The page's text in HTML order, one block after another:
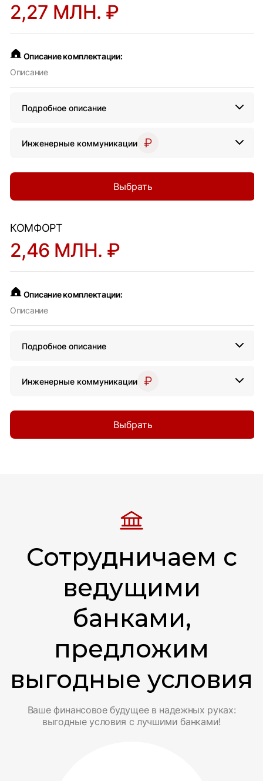
2,27 МЛН. ₽
Описание комплектации:
Описание
Подробное описание
Инженерные коммуникации
Выбрать
КОМФОРТ
2,46 МЛН. ₽
Описание комплектации:
Описание
Подробное описание
Инженерные коммуникации
Выбрать
Сотрудничаем с
ведущими
банками,
предложим
выгодные условия
Ваше финансовое будущее в надежных руках:
выгодные условия с лучшими банками!